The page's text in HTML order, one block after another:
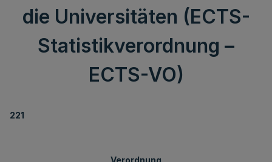
die Universitäten (ECTS-
Statistikverordnung –
ECTS-VO)
221
Verordnung